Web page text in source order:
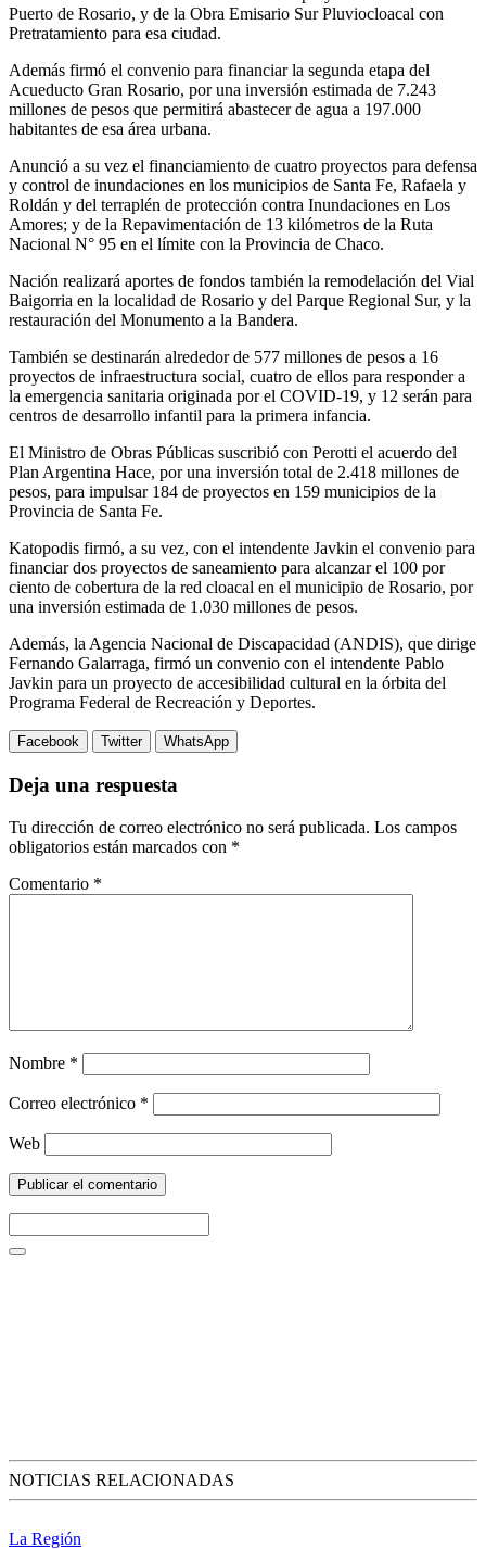
Puerto de Rosario, y de la Obra Emisario Sur Pluviocloacal con
Pretratamiento para esa ciudad.
Además firmó el convenio para financiar la segunda etapa del
Acueducto Gran Rosario, por una inversión estimada de 7.243
millones de pesos que permitirá abastecer de agua a 197.000
habitantes de esa área urbana.
Anunció a su vez el financiamiento de cuatro proyectos para defensa
y control de inundaciones en los municipios de Santa Fe, Rafaela y
Roldán y del terraplén de protección contra Inundaciones en Los
Amores; y de la Repavimentación de 13 kilómetros de la Ruta
Nacional N° 95 en el límite con la Provincia de Chaco.
Nación realizará aportes de fondos también la remodelación del Vial
Baigorria en la localidad de Rosario y del Parque Regional Sur, y la
restauración del Monumento a la Bandera.
También se destinarán alrededor de 577 millones de pesos a 16
proyectos de infraestructura social, cuatro de ellos para responder a
la emergencia sanitaria originada por el COVID-19, y 12 serán para
centros de desarrollo infantil para la primera infancia.
El Ministro de Obras Públicas suscribió con Perotti el acuerdo del
Plan Argentina Hace, por una inversión total de 2.418 millones de
pesos, para impulsar 184 de proyectos en 159 municipios de la
Provincia de Santa Fe.
Katopodis firmó, a su vez, con el intendente Javkin el convenio para
financiar dos proyectos de saneamiento para alcanzar el 100 por
ciento de cobertura de la red cloacal en el municipio de Rosario, por
una inversión estimada de 1.030 millones de pesos.
Además, la Agencia Nacional de Discapacidad (ANDIS), que dirige
Fernando Galarraga, firmó un convenio con el intendente Pablo
Javkin para un proyecto de accesibilidad cultural en la órbita del
Programa Federal de Recreación y Deportes.
Facebook Twitter WhatsApp
Deja una respuesta
Tu dirección de correo electrónico no será publicada. Los campos
obligatorios están marcados con *
Comentario *
Nombre *
Correo electrónico *
Web
NOTICIAS RELACIONADAS
La Región